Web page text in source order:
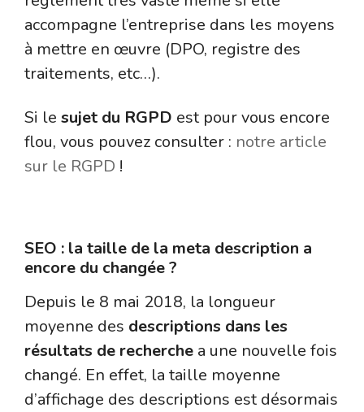
accompagne l’entreprise dans les moyens
à mettre en œuvre (DPO, registre des
traitements, etc…).
Si le sujet du RGPD est pour vous encore
flou, vous pouvez consulter : notre article
sur le RGPD !
SEO : la taille de la meta description a
encore du changée ?
Depuis le 8 mai 2018, la longueur
moyenne des descriptions dans les
résultats de recherche a une nouvelle fois
changé. En effet, la taille moyenne
d’affichage des descriptions est désormais